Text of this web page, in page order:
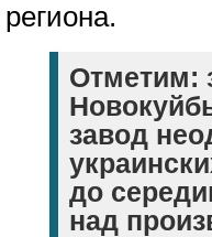
региона.
Отметим:
завод
до
над